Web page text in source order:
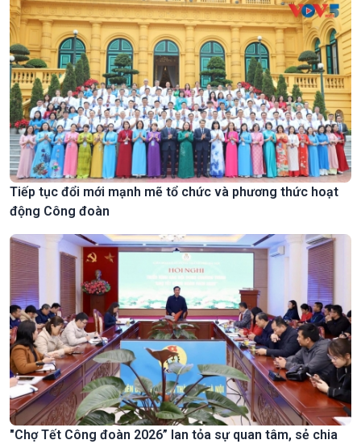
Tiếp tục đổi mới mạnh mẽ tổ chức và phương thức hoạt
động Công đoàn
"Chợ Tết Công đoàn 2026” lan tỏa sự quan tâm, sẻ chia